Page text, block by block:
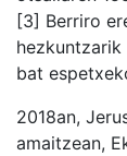
[3] Berriro
bat
2018an,
amaitzean,